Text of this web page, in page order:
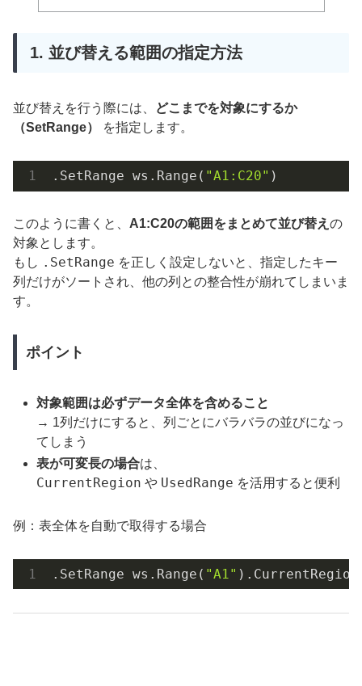
1. 並び替える範囲の指定方法
並び替えを行う際には、
どこまでを対象にするか
（SetRange）
を指定します。
.SetRange ws.Range( "A1:C20" )
このように書くと、 A1:C20の範囲をまとめて並び替え の
対象とします。
もし .SetRange を正しく設定しないと、指定したキー
列だけがソートされ、他の列との整合性が崩れてしまいま
す。
ポイント
対象範囲は必ずデータ全体を含めること
→ 1列だけにすると、列ごとにバラバラの並びになっ
てしまう
表が可変長の場合は、
CurrentRegion や UsedRange を活用すると便利
例：表全体を自動で取得する場合
.SetRange ws.Range( "A1" ).CurrentRegion